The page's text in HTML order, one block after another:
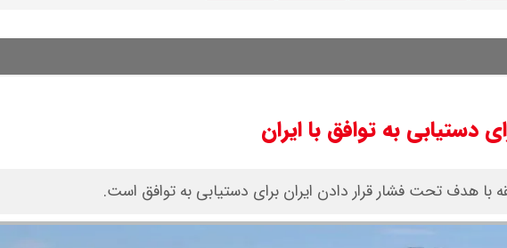
دستیابی به توافق با ایران
با هدف تحت فشار قرار دادن ایران برای دستیابی به توافق است.